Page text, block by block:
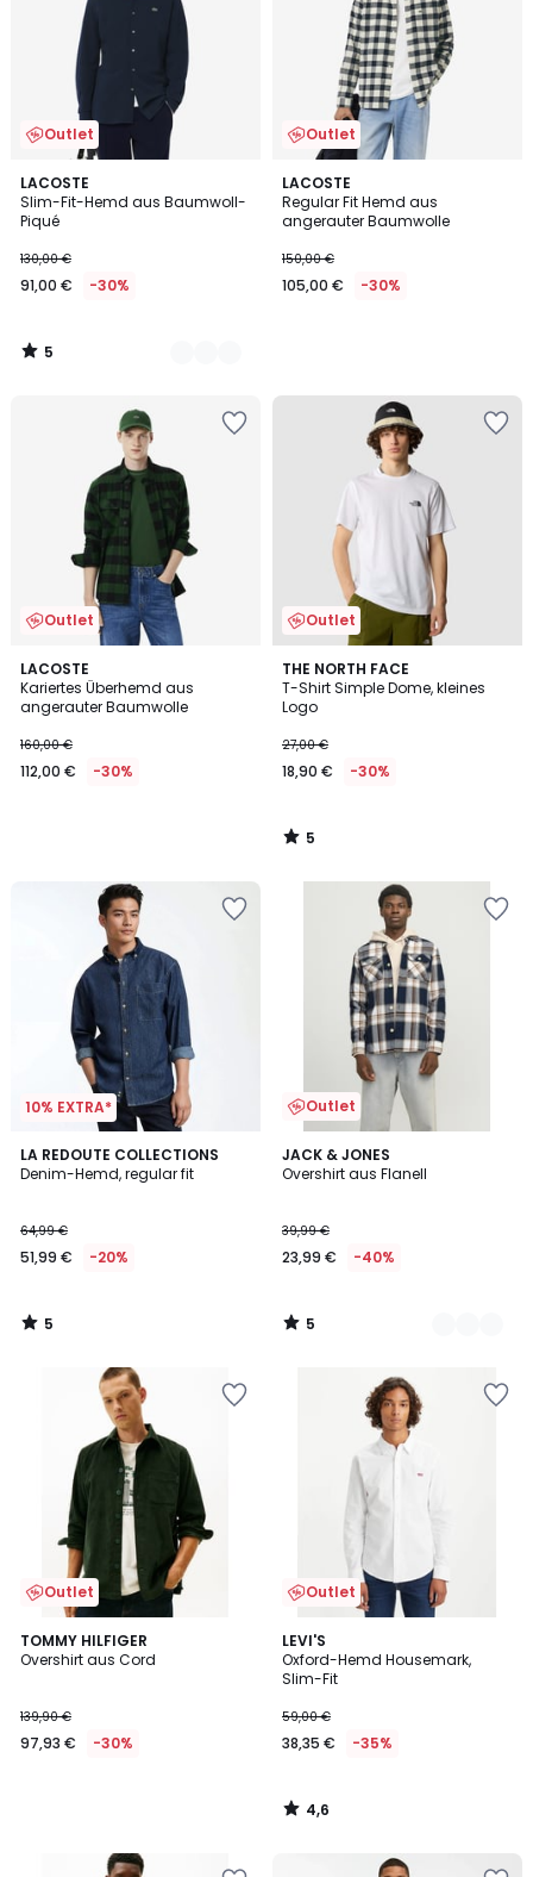
Outlet
LACOSTE
Slim-Fit-Hemd aus Baumwoll-
Piqué
130,00 €
91,00 € -30%
5
/
5
2
Farben
5
/
Outlet
LACOSTE
Regular Fit Hemd aus
angerauter Baumwolle
150,00 €
105,00 € -30%
Outlet
LACOSTE
Kariertes Überhemd aus
angerauter Baumwolle
160,00 €
112,00 € -30%
Outlet
THE NORTH FACE
T-Shirt Simple Dome, kleines
Logo
27,00 €
18,90 € -30%
5
/
5
5
/
10% EXTRA*
LA REDOUTE COLLECTIONS
Denim-Hemd, regular fit
64,99 €
51,99 € -20%
5
/
5
/
Outlet
JACK & JONES
Overshirt aus Flanell
39,99 €
23,99 € -40%
5
/
2
Farben
5
/
Outlet
TOMMY HILFIGER
Overshirt aus Cord
139,90 €
97,93 € -30%
Outlet
LEVI'S
Oxford-Hemd Housemark,
Slim-Fit
59,00 €
38,35 € -35%
4,6
/ 5
4,6
/